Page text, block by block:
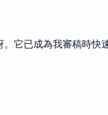
它已成為我審稿時